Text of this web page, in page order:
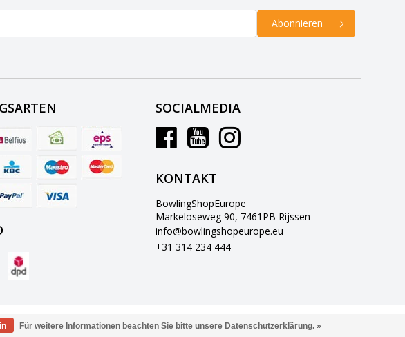
Abonnieren
SOCIALMEDIA
KONTAKT
BowlingShopEurope
Markeloseweg 90, 7461PB Rijssen
info@bowlingshopeurope.eu
+31 314 234 444
Für weitere Informationen beachten Sie bitte unsere Datenschutzerklärung. »